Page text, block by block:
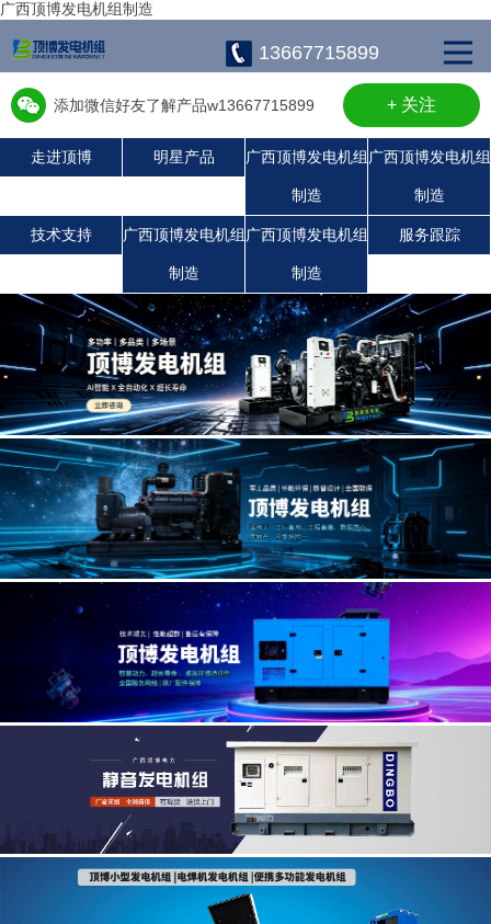
广西顶博发电机组制造
13667715899
添加微信好友了解产品w13667715899 + 关注
走进顶博 明星产品 广西顶博发电机组
制造
广西顶博发电机组
制造
技术支持 广西顶博发电机组
制造
广西顶博发电机组
制造
服务跟踪
广西顶博发电机组制造:静音发电机组
广西顶博发电机组制造:潍柴发电机组
珀金斯发电机组
广西顶博发电机组制造:沃尔沃发电机组
康明斯广西顶博发电机组制造
上柴发电机组
广西顶博发电机组制造:玉柴发电机组